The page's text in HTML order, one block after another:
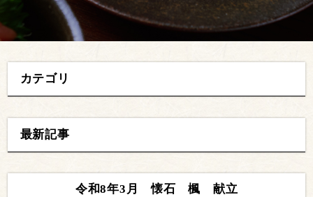
カテゴリ
最新記事
令和8年3月 懐石 楓 献立